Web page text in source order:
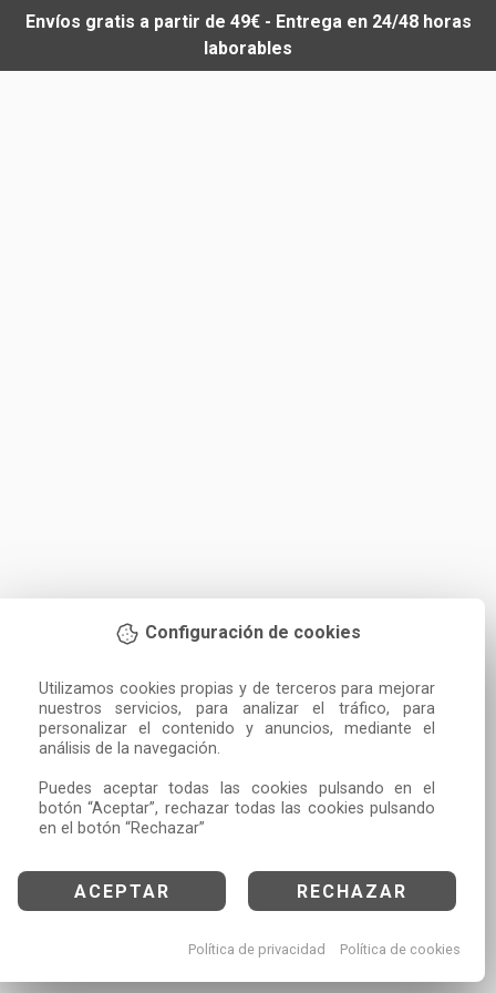
Configuración de cookies
Utilizamos cookies propias y de terceros para mejorar
nuestros servicios, para analizar el tráfico, para
personalizar el contenido y anuncios, mediante el
análisis de la navegación.
Puedes aceptar todas las cookies pulsando en el
botón “Aceptar”, rechazar todas las cookies pulsando
en el botón “Rechazar”
ACEPTAR RECHAZAR
Política de privacidad Política de cookies
Envíos gratis a partir de 49€ - Entrega en 24/48 horas
laborables